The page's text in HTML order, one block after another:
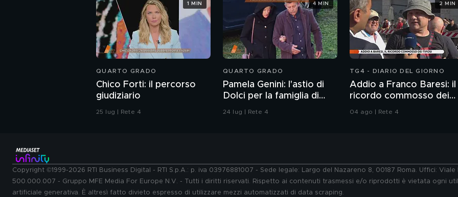
QUARTO GRADO
Chico Forti: il percorso
giudiziario
25 lug | Rete 4
1 MIN
QUARTO GRADO
Pamela Genini: l'astio di
Dolci per la famiglia di
Pamela
24 lug | Rete 4
4 MIN
TG4 - DIARIO DEL GIORNO
Addio a Franco Baresi: il
ricordo commosso dei
04 ago | Rete 4
2 MIN
Copyright ©1999-2026 RTI Business Digital - RTI S.p.A.: p. iva 03976881007 - Sede legale: Largo del Nazareno 8, 00187 Roma. Uffici:
500.000.007 - Gruppo MFE Media For Europe N.V. - Tutti i diritti riservati. Rispetto ai contenuti trasmessi e/o riprodotti è vietata ogni
artificiale generativa. È altresì fatto divieto espresso di utilizzare mezzi automatizzati di data scraping.